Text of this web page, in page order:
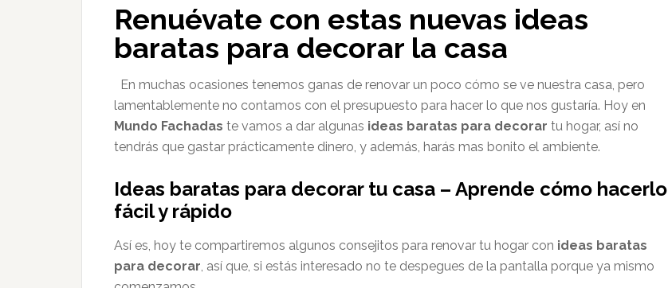
Renuévate con estas nuevas ideas
baratas para decorar la casa
En muchas ocasiones tenemos ganas de renovar un poco cómo se ve nuestra casa, pero
lamentablemente no contamos con el presupuesto para hacer lo que nos gustaría. Hoy en
Mundo Fachadas te vamos a dar algunas ideas baratas para decorar tu hogar, así no
tendrás que gastar prácticamente dinero, y además, harás mas bonito el ambiente.
Ideas baratas para decorar tu casa – Aprende cómo hacerlo
fácil y rápido
Así es, hoy te compartiremos algunos consejitos para renovar tu hogar con ideas baratas
para decorar, así que, si estás interesado no te despegues de la pantalla porque ya mismo